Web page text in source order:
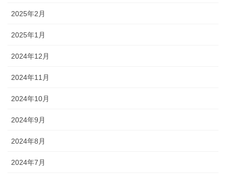
2025年2月
2025年1月
2024年12月
2024年11月
2024年10月
2024年9月
2024年8月
2024年7月